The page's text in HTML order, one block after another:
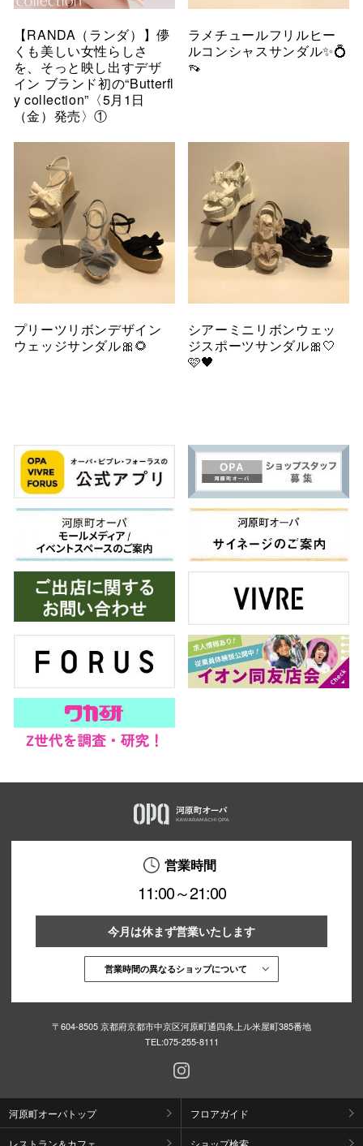
【RANDA（ランダ）】儚
くも美しい女性らしさ
を、そっと映し出すデザ
イン ブランド初の“Butterfl
y collection”〈5月1日
（金）発売〉①
ラメチュールフリルヒー
ルコンシャスサンダル✨💍
👡
プリーツリボンデザイン
ウェッジサンダル🎀🌻
シアーミニリボンウェッ
ジスポーツサンダル🎀🤍
🩷🖤
営業時間
11:00～21:00
今月は休まず営業いたします
営業時間の異なるショップについて
〒604-8505 京都府京都市中京区河原町通四条上ル米屋町385番地
TEL:075-255-8111
河原町オーパトップ フロアガイド
レストラン＆カフェ ショップ検索